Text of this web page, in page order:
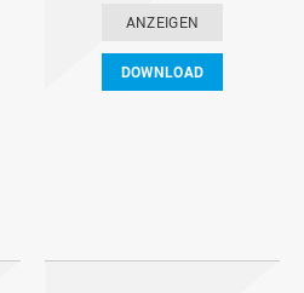
ANZEIGEN
DOWNLOAD